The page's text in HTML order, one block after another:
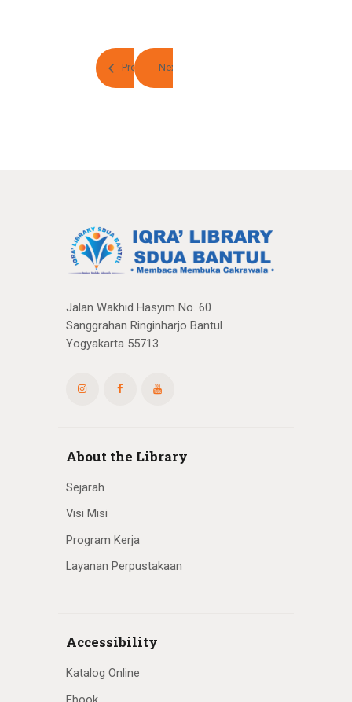
Prev Next
Jalan Wakhid Hasyim No. 60
Sanggrahan Ringinharjo Bantul
Yogyakarta 55713
About the Library
Sejarah
Visi Misi
Program Kerja
Layanan Perpustakaan
Accessibility
Katalog Online